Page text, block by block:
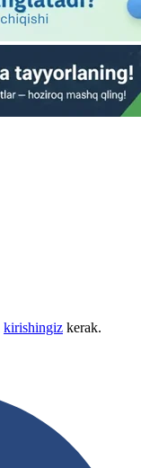
kirishingiz kerak.